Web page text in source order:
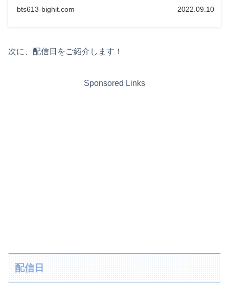
bts613-bighit.com 2022.09.10
次に、配信日をご紹介します！
Sponsored Links
配信日